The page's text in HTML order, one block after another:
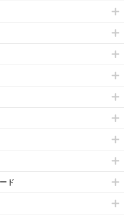
チデスク）
）
チェア
ェア
ェア
ア
ド